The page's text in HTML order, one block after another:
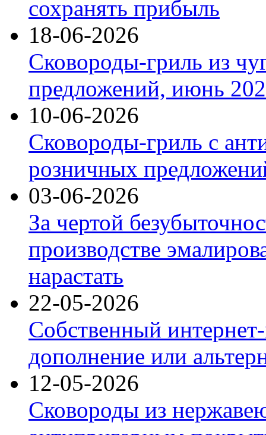
сохранять прибыль
18-06-2026
Сковороды-гриль из
предложений, июнь
10-06-2026
Сковороды-гриль с
розничных
03-06-2026
За чертой
производстве
нарастать
22-05-2026
Собственный
дополнение или
12-05-2026
Сковороды из